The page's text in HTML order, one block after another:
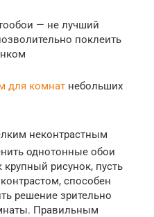
— не лучший
поклеить
для комнат небольших
неконтрастным
однотонные обои
крупный рисунок, пусть
способен
решение зрительно
Правильным